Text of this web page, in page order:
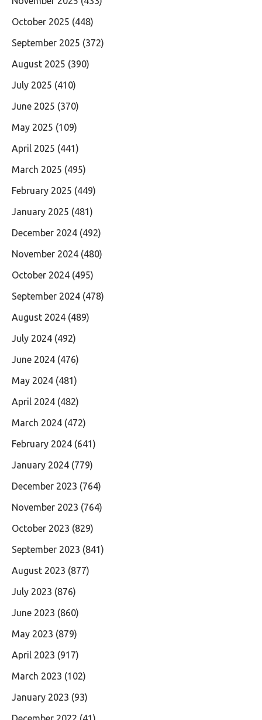
October 2025 (448)
September 2025 (372)
August 2025 (390)
July 2025 (410)
June 2025 (370)
May 2025 (109)
April 2025 (441)
March 2025 (495)
February 2025 (449)
January 2025 (481)
December 2024 (492)
November 2024 (480)
October 2024 (495)
September 2024 (478)
August 2024 (489)
July 2024 (492)
June 2024 (476)
May 2024 (481)
April 2024 (482)
March 2024 (472)
February 2024 (641)
January 2024 (779)
December 2023 (764)
November 2023 (764)
October 2023 (829)
September 2023 (841)
August 2023 (877)
July 2023 (876)
June 2023 (860)
May 2023 (879)
April 2023 (917)
March 2023 (102)
January 2023 (93)